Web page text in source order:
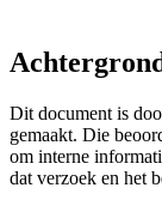
Dit document is
gemaakt. Die
om interne
dat verzoek en het